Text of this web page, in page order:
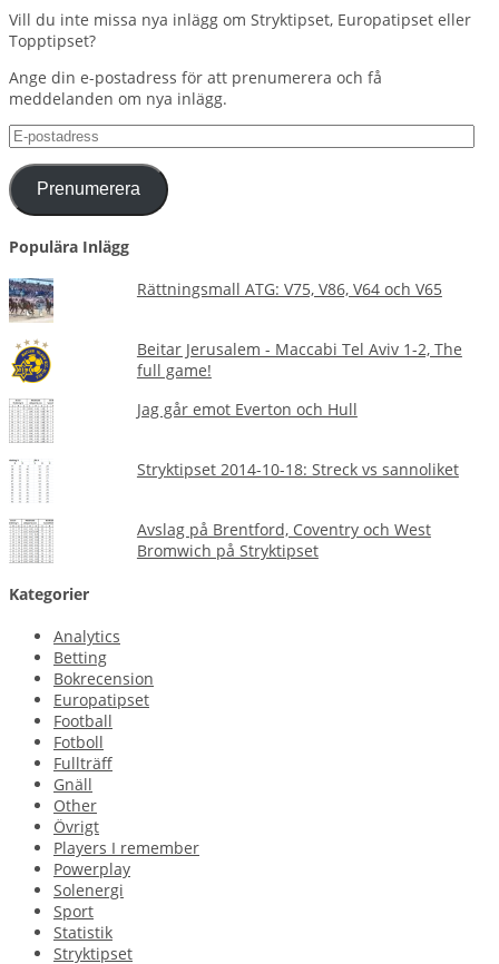
Vill du inte missa nya inlägg om Stryktipset, Europatipset eller
Topptipset?
Ange din e-postadress för att prenumerera och få
meddelanden om nya inlägg.
E-
postadress
Prenumerera
Populära Inlägg
Rättningsmall ATG: V75, V86, V64 och V65
Beitar Jerusalem - Maccabi Tel Aviv 1-2, The
full game!
Jag går emot Everton och Hull
Stryktipset 2014-10-18: Streck vs sannoliket
Avslag på Brentford, Coventry och West
Bromwich på Stryktipset
Kategorier
Analytics
Betting
Bokrecension
Europatipset
Football
Fotboll
Fullträff
Gnäll
Other
Övrigt
Players I remember
Powerplay
Solenergi
Sport
Statistik
Stryktipset